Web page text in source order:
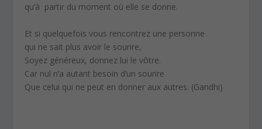
qu’à partir du moment où elle se donne.
Et si quelquefois vous rencontrez une personne
qui ne sait plus avoir le sourire,
Soyez généreux, donnez lui le vôtre.
Car nul n’a autant besoin d’un sourire
Que celui qui ne peut en donner aux autres. (Gandhi)